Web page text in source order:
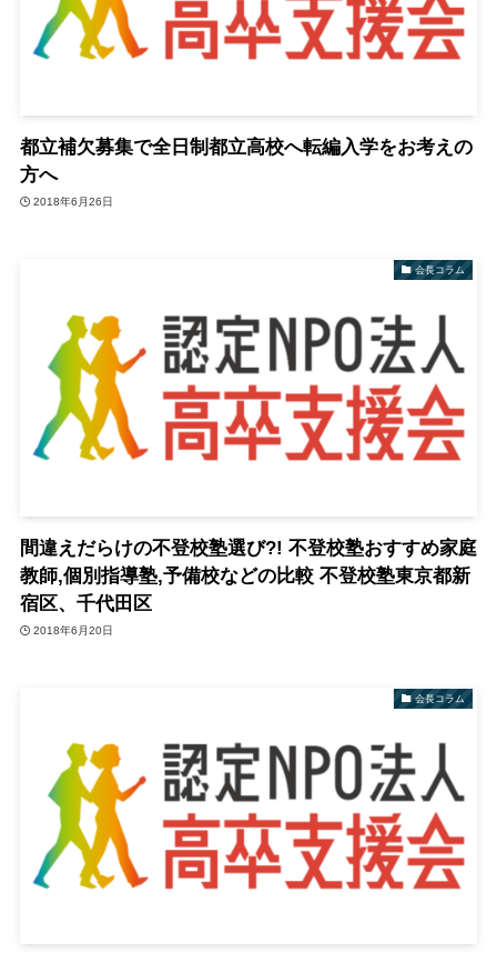
都立補欠募集で全日制都立高校へ転編入学をお考えの
方へ
2018年6月26日
会長コラム
間違えだらけの不登校塾選び?! 不登校塾おすすめ家庭
教師,個別指導塾,予備校などの比較 不登校塾東京都新
宿区、千代田区
2018年6月20日
会長コラム